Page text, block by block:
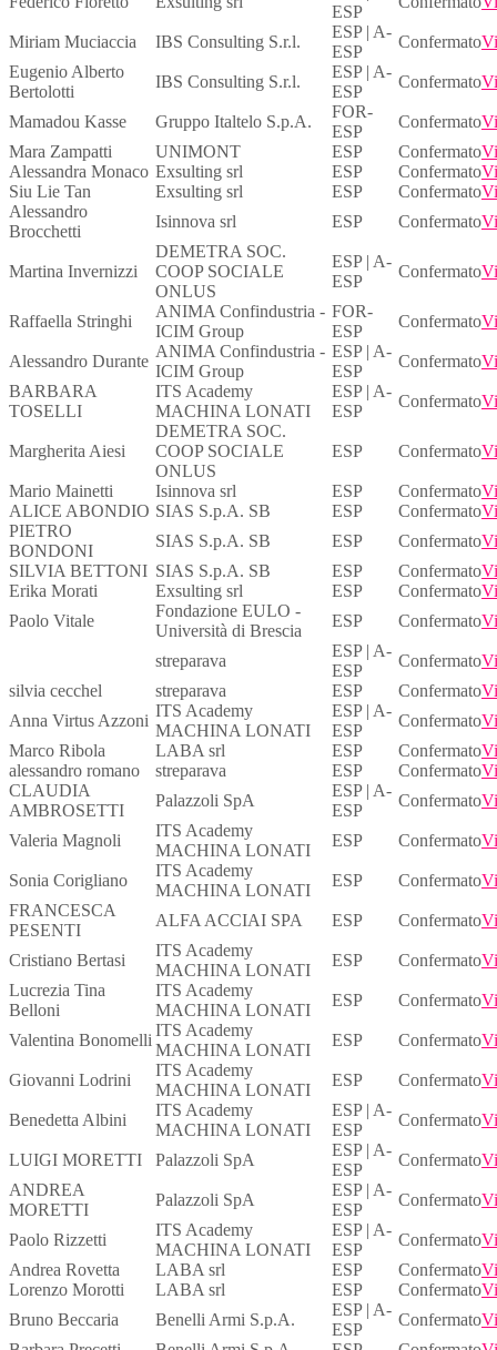
ESP
Miriam Muciaccia IBS Consulting S.r.l.
ESP | A-
ESP
Confermato
Eugenio Alberto
Bertolotti
IBS Consulting S.r.l.
ESP | A-
ESP
Confermato
Mamadou Kasse Gruppo Italtelo S.p.A.
FOR-
ESP
Confermato
Mara Zampatti
UNIMONT ESP Confermato
Alessandra Monaco Exsulting srl ESP Confermato
Siu Lie Tan
Exsulting srl ESP Confermato
Alessandro
Brocchetti
Isinnova srl ESP Confermato
Martina Invernizzi
DEMETRA SOC.
COOP SOCIALE
ONLUS
ESP | A-
ESP
Confermato
Raffaella Stringhi
ANIMA Confindustria -
ICIM Group
FOR-
ESP
Confermato
Alessandro Durante
ANIMA Confindustria -
ICIM Group
ESP | A-
ESP
Confermato
BARBARA
TOSELLI
ITS Academy
MACHINA LONATI
ESP | A-
ESP
Confermato
Margherita Aiesi
DEMETRA SOC.
COOP SOCIALE
ONLUS
ESP Confermato
Mario Mainetti Isinnova srl ESP Confermato
ALICE ABONDIO SIAS S.p.A. SB ESP Confermato
PIETRO
BONDONI
SIAS S.p.A. SB ESP Confermato
SILVIA BETTONI SIAS S.p.A. SB ESP Confermato
Erika Morati
Exsulting srl ESP Confermato
Paolo Vitale
Fondazione EULO -
Università di Brescia
ESP Confermato
streparava
ESP | A-
ESP
Confermato
silvia cecchel
streparava ESP Confermato
Anna Virtus Azzoni
ITS Academy
MACHINA LONATI
ESP | A-
ESP
Confermato
Marco Ribola
LABA srl ESP Confermato
alessandro romano
streparava ESP Confermato
CLAUDIA
AMBROSETTI
Palazzoli SpA
ESP | A-
ESP
Confermato
Valeria Magnoli
ITS Academy
MACHINA LONATI
ESP Confermato
Sonia Corigliano
ITS Academy
MACHINA LONATI
ESP Confermato
FRANCESCA
PESENTI
ALFA ACCIAI SPA ESP Confermato
Cristiano Bertasi
ITS Academy
MACHINA LONATI
ESP Confermato
Lucrezia Tina
Belloni
ITS Academy
MACHINA LONATI
ESP Confermato
Valentina Bonomelli
ITS Academy
MACHINA LONATI
ESP Confermato
Giovanni Lodrini
ITS Academy
MACHINA LONATI
ESP Confermato
Benedetta Albini
ITS Academy
MACHINA LONATI
ESP | A-
ESP
Confermato
LUIGI MORETTI Palazzoli SpA
ESP | A-
ESP
Confermato
ANDREA
MORETTI
Palazzoli SpA
ESP | A-
ESP
Confermato
Paolo Rizzetti
ITS Academy
MACHINA LONATI
ESP | A-
ESP
Confermato
Andrea Rovetta
LABA srl ESP Confermato
Lorenzo Morotti
LABA srl ESP Confermato
Bruno Beccaria
Benelli Armi S.p.A.
ESP | A-
ESP
Confermato